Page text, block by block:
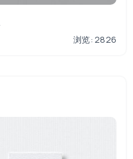
浏览: 2826